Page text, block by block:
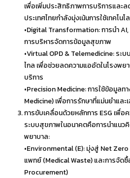
เพื่อเพิ่มประสิทธิภาพการบริการและ
ประเทศไทยกำลังมุ่งเน้นการใช้เทคโน
•Digital Transformation: การนำ AI,
การบริหารจัดการข้อมูลสุขภาพ
•Virtual OPD & Telemedicine: ระ
ไกล เพื่อช่วยลดความแออัดในโรงพย
บริการ
•Precision Medicine: การใช้ข้อมูล
Medicine) เพื่อการรักษาที่แม่นยำและ
การขับเคลื่อนด้วยหลักการ ESG เพื่
ระบบสุขภาพในอนาคตคือการนำแนว
พยาบาล:
•Environmental (E): มุ่งสู่ Net Zero
แพทย์ (Medical Waste) และการจัด
Procurement)